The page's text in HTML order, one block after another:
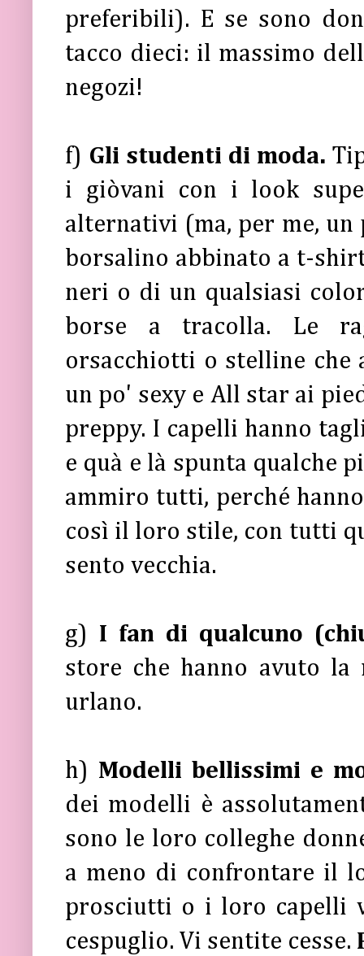
preferibili). E se sono
tacco dieci: il massimo
negozi!
f) Gli studenti di moda.
i giòvani con i look
alternativi (ma, per me,
borsalino abbinato a t-
neri o di un qualsiasi
borse a tracolla. Le
orsacchiotti o stelline che
un po' sexy e All star ai
preppy. I capelli hanno
e quà e là spunta qualche
ammiro tutti, perché
così il loro stile, con tutti
sento vecchia.
g) I fan di qualcuno
store che hanno avuto
urlano.
h) Modelli bellissimi e
dei modelli è
sono le loro colleghe
a meno di confrontare il
prosciutti o i loro capelli
cespuglio. Vi sentite cesse.